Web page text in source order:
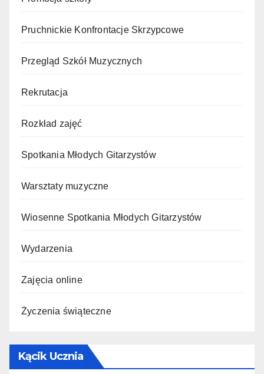
Pruchnickie Konfrontacje Skrzypcowe
Przegląd Szkół Muzycznych
Rekrutacja
Rozkład zajęć
Spotkania Młodych Gitarzystów
Warsztaty muzyczne
Wiosenne Spotkania Młodych Gitarzystów
Wydarzenia
Zajęcia online
Życzenia świąteczne
Kącik Ucznia